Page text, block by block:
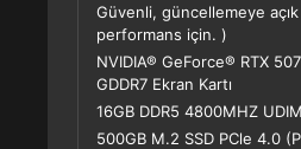
Güvenli, güncellemeye
performans için. )
NVIDIA® GeForce® RTX
GDDR7 Ekran Kartı
16GB DDR5 4800MHZ
500GB M.2 SSD PCle 4.0